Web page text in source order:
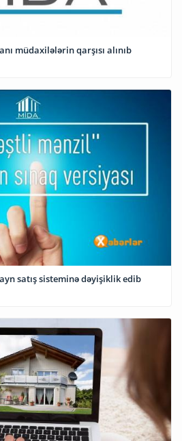
müdaxilələrin qarşısı alınıb
satış sisteminə dəyişiklik edib